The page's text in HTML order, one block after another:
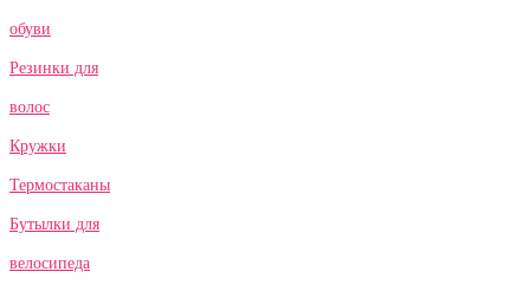
обуви
Резинки для
волос
Кружки
Термостаканы
Бутылки для
велосипеда